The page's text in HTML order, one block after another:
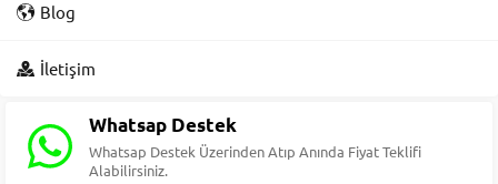
Blog
İletişim
Whatsap Destek
Whatsap Destek Üzerinden Atıp Anında Fiyat Teklifi
Alabilirsiniz.